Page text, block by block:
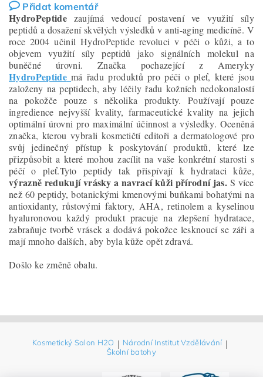
Přidat komentář
HydroPeptide zaujímá vedoucí postavení ve využití síly
peptidů a dosažení skvělých výsledků v anti-aging medicíně. V
roce 2004 učinil HydroPeptide revoluci v péči o kůži, a to
objevem využití síly peptidů jako signálních molekul na
buněčné úrovni. Značka pochazející z Ameryky
HydroPeptide má řadu produktů pro péči o pleť, které jsou
založeny na peptidech, aby léčily řadu kožních nedokonalostí
na pokožče pouze s několika produkty. Používají pouze
ingredience nejvyšší kvality, farmaceutické kvality na jejich
optimální úrovni pro maximální účinnost a výsledky. Oceněná
značka, kterou vybrali kosmetičtí editoři a dermatologové pro
svůj jedinečný přístup k poskytování produktů, které lze
přizpůsobit a které mohou zacílit na vaše konkrétní starosti s
péčí o pleť.Tyto peptidy tak přispívají k hydrataci kůže,
výrazně redukují vrásky a navrací kůži přírodní jas. S více
než 60 peptidy, botanickými kmenovými buňkami bohatými na
antioxidanty, růstovými faktory, AHA, retinolem a kyselinou
hyaluronovou každý produkt pracuje na zlepšení hydratace,
zabraňuje tvorbě vrásek a dodává pokožce lesknoucí se záři a
mají mnoho dalších, aby byla kůže opět zdravá.
Došlo ke změně obalu.
Kosmetický Salon H2O | Národní Institut Vzdělávání |
Školní batohy